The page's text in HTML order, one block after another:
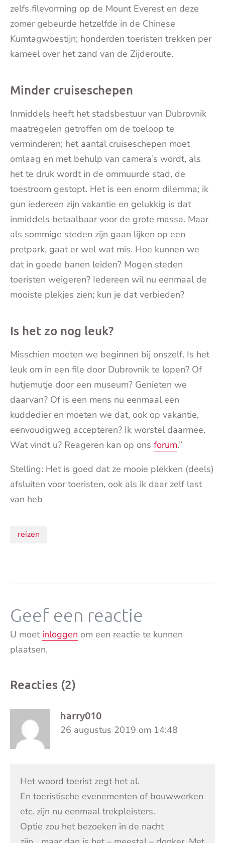
zelfs filevorming op de Mount Everest en deze
zomer gebeurde hetzelfde in de Chinese
Kumtagwoestijn; honderden toeristen trekken per
kameel over het zand van de Zijderoute.
Minder cruiseschepen
Inmiddels heeft het stadsbestuur van Dubrovnik
maatregelen getroffen om de toeloop te
verminderen; het aantal cruiseschepen moet
omlaag en met behulp van camera’s wordt, als
het te druk wordt in de ommuurde stad, de
toestroom gestopt. Het is een enorm dilemma; ik
gun iedereen zijn vakantie en gelukkig is dat
inmiddels betaalbaar voor de grote massa. Maar
als sommige steden zijn gaan lijken op een
pretpark, gaat er wel wat mis. Hoe kunnen we
dat in goede banen leiden? Mogen steden
toeristen weigeren? Iedereen wil nu eenmaal de
mooiste plekjes zien; kun je dat verbieden?
Is het zo nog leuk?
Misschien moeten we beginnen bij onszelf. Is het
leuk om in een file door Dubrovnik te lopen? Of
hutjemutje door een museum? Genieten we
daarvan? Of is een mens nu eenmaal een
kuddedier en moeten we dat, ook op vakantie,
eenvoudigweg accepteren? Ik worstel daarmee.
Wat vindt u? Reageren kan op ons forum.”
Stelling: Het is goed dat ze mooie plekken (deels)
afsluiten voor toeristen, ook als ik daar zelf last
van heb
Onderwerpen:
reizen
Geef een reactie
U moet inloggen om een reactie te kunnen
plaatsen.
Reacties (2)
harry010
26 augustus 2019 om 14:48
Het woord toerist zegt het al.
En toeristische evenementen of bouwwerken
etc. zijn nu eenmaal trekpleisters.
Optie zou het bezoeken in de nacht